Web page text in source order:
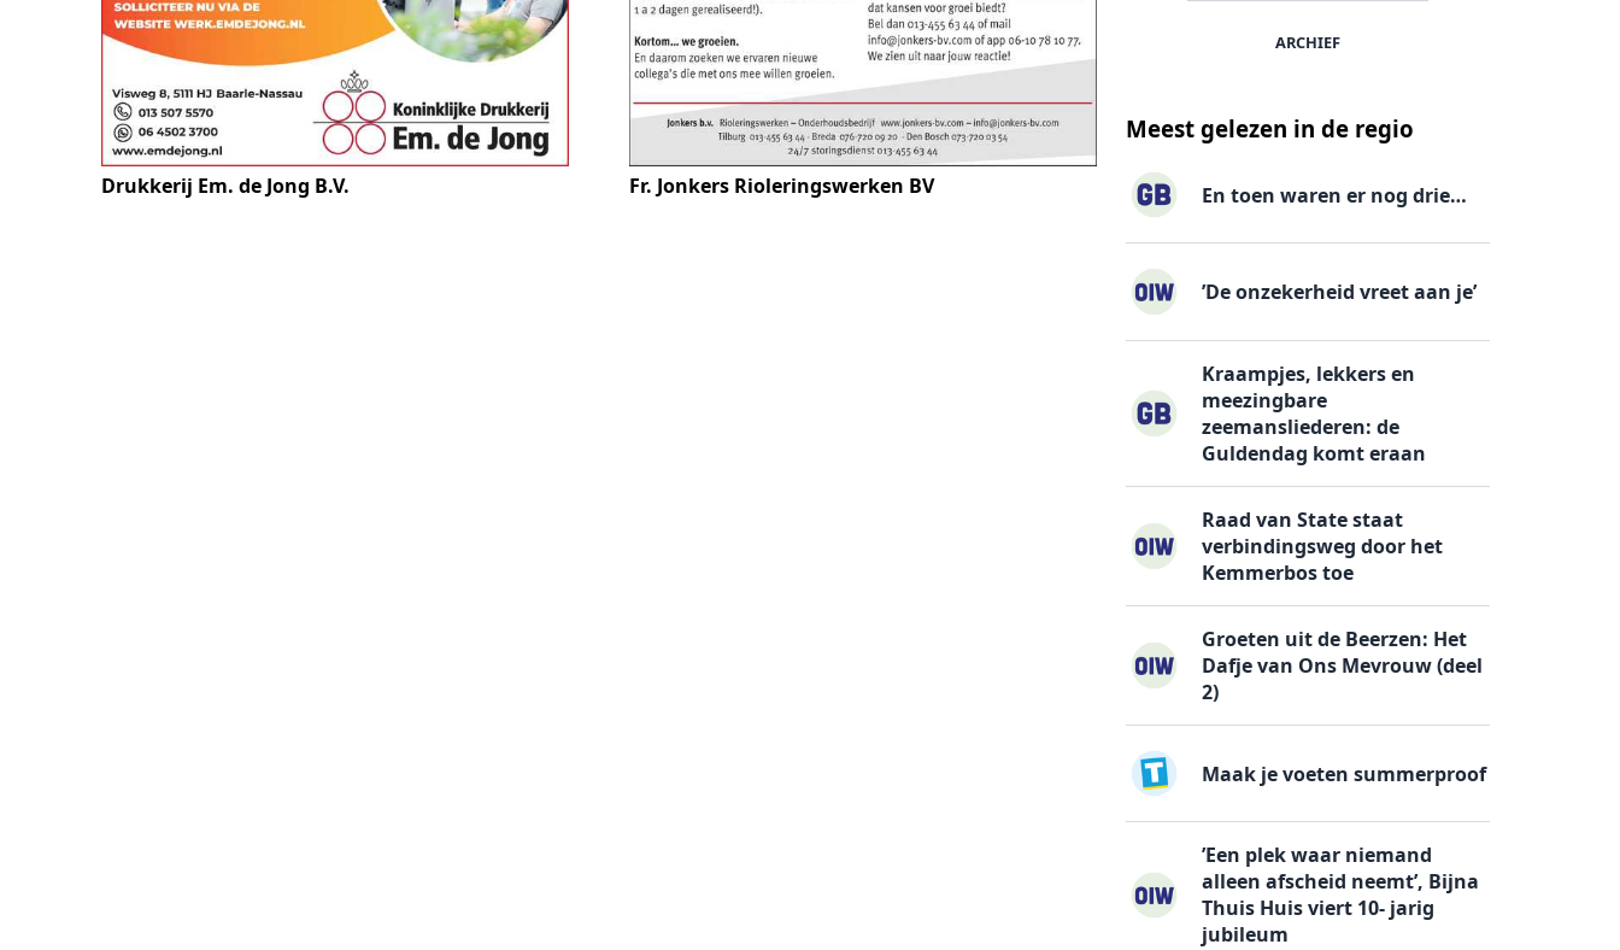
Drukkerij Em. de Jong B.V. Fr. Jonkers Rioleringswerken BV
ARCHIEF
Meest gelezen in de regio
En toen waren er nog drie…
’De onzekerheid vreet aan je’
Kraampjes, lekkers en
meezingbare
zeemansliederen: de
Guldendag komt eraan
Raad van State staat
verbindingsweg door het
Kemmerbos toe
Groeten uit de Beerzen: Het
Dafje van Ons Mevrouw (deel
2)
Maak je voeten summerproof
’Een plek waar niemand
alleen afscheid neemt’, Bijna
Thuis Huis viert 10- jarig
jubileum